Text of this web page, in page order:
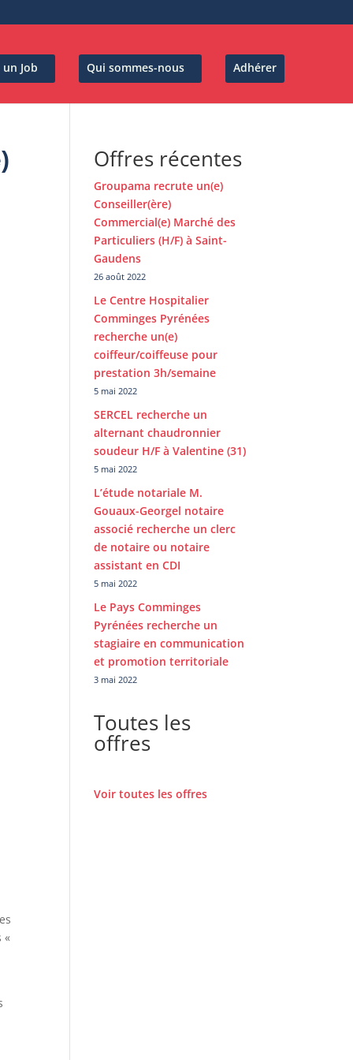
Job Qui sommes-nous Adhérer
«
Offres récentes
Groupama recrute un(e)
Conseiller(ère)
Commercial(e) Marché des
Particuliers (H/F) à Saint-
Gaudens
26 août 2022
Le Centre Hospitalier
Comminges Pyrénées
recherche un(e)
coiffeur/coiffeuse pour
prestation 3h/semaine
5 mai 2022
SERCEL recherche un
alternant chaudronnier
soudeur H/F à Valentine (31)
5 mai 2022
L’étude notariale M.
Gouaux-Georgel notaire
associé recherche un clerc
de notaire ou notaire
assistant en CDI
5 mai 2022
Le Pays Comminges
Pyrénées recherche un
stagiaire en communication
et promotion territoriale
3 mai 2022
Toutes les
offres
Voir toutes les offres